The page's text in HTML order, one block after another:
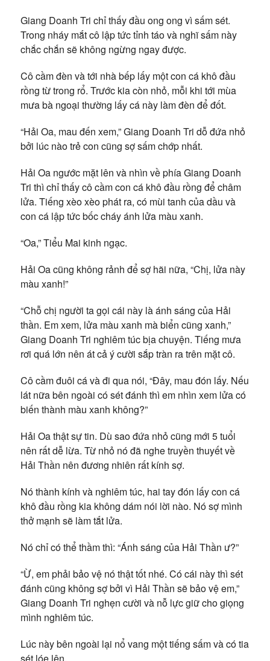
Giang Doanh Tri chỉ thấy đầu ong ong vì sấm sét.
Trong nháy mắt cô lập tức tỉnh táo và nghĩ sấm này
chắc chắn sẽ không ngừng ngay được.
Cô cầm đèn và tới nhà bếp lấy một con cá khô đầu
rồng từ trong rổ. Trước kia còn nhỏ, mỗi khi tới mùa
mưa bà ngoại thường lấy cá này làm đèn để đốt.
“Hải Oa, mau đến xem,” Giang Doanh Tri dỗ đứa nhỏ
bởi lúc nào trẻ con cũng sợ sấm chớp nhất.
Hải Oa ngước mặt lên và nhìn về phía Giang Doanh
Tri thì chỉ thấy cô cầm con cá khô đầu rồng để châm
lửa. Tiếng xèo xèo phát ra, có mùi tanh của dầu và
con cá lập tức bốc cháy ánh lửa màu xanh.
“Oa,” Tiểu Mai kinh ngạc.
Hải Oa cũng không rảnh để sợ hãi nữa, “Chị, lửa này
màu xanh!”
“Chỗ chị người ta gọi cái này là ánh sáng của Hải
thần. Em xem, lửa màu xanh mà biển cũng xanh,”
Giang Doanh Tri nghiêm túc bịa chuyện. Tiếng mưa
rơi quá lớn nên át cả ý cười sắp tràn ra trên mặt cô.
Cô cầm đuôi cá và đi qua nói, “Đây, mau đón lấy. Nếu
lát nữa bên ngoài có sét đánh thì em nhìn xem lửa có
biến thành màu xanh không?”
Hải Oa thật sự tin. Dù sao đứa nhỏ cũng mới 5 tuổi
nên rất dễ lừa. Từ nhỏ nó đã nghe truyền thuyết về
Hải Thần nên đương nhiên rất kính sợ.
Nó thành kính và nghiêm túc, hai tay đón lấy con cá
khô đầu rồng kia không dám nói lời nào. Nó sợ mình
thở mạnh sẽ làm tắt lửa.
Nó chỉ có thể thầm thì: “Ánh sáng của Hải Thần ư?”
“Ừ, em phải bảo vệ nó thật tốt nhé. Có cái này thì sét
đánh cũng không sợ bởi vì Hải Thần sẽ bảo vệ em,”
Giang Doanh Tri nghẹn cười và nỗ lực giữ cho giọng
mình nghiêm túc.
Lúc này bên ngoài lại nổ vang một tiếng sấm và có tia